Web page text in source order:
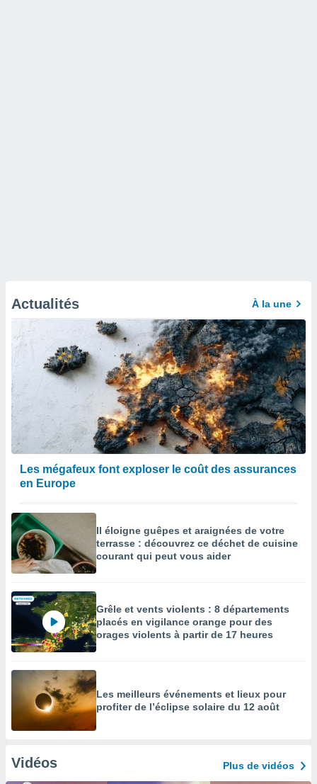
Actualités À la une
Les mégafeux font exploser le coût des assurances
en Europe
Il éloigne guêpes et araignées de votre
terrasse : découvrez ce déchet de cuisine
courant qui peut vous aider
Grêle et vents violents : 8 départements
placés en vigilance orange pour des
orages violents à partir de 17 heures
Les meilleurs événements et lieux pour
profiter de l’éclipse solaire du 12 août
Vidéos Plus de vidéos